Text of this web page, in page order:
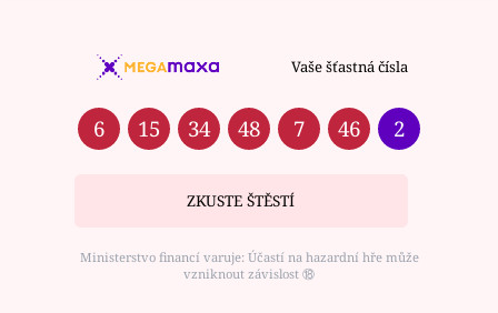
Vaše šťastná čísla
6 15 34 48 7 46 2
ZKUSTE ŠTĚSTÍ
Ministerstvo financí varuje: Účastí na hazardní hře může
vzniknout závislost ⑱